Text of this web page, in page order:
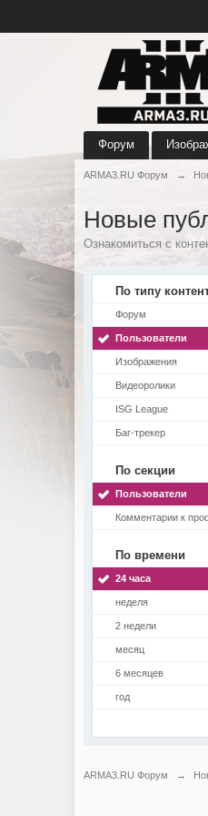
Форум
ARMA3.RU Форум →
Новые
Ознакомиться с
По типу
Форум
Пользователи
Изображения
Видеоролики
ISG League
Баг-трекер
По секции
Пользователи
Комментарии к
По времени
24 часа
неделя
2 недели
месяц
6 месяцев
год
ARMA3.RU Форум →